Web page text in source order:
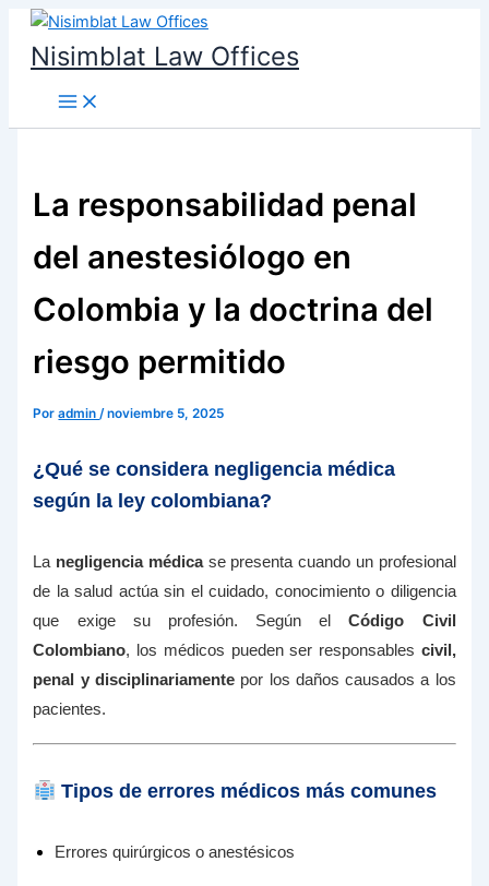
contenido
Nisimblat Law Offices
La responsabilidad penal
del anestesiólogo en
Colombia y la doctrina del
riesgo permitido
Poradmin/noviembre 5, 2025
¿Qué se considera negligencia médica
según la ley colombiana?
La negligencia médicase presenta cuando un profesional
de la salud actúa sin el cuidado, conocimiento o diligencia
que exige su profesión. Según elCódigo Civil
Colombiano, los médicos pueden ser responsables civil,
penal y disciplinariamentepor los daños causados a los
pacientes.
Tipos de errores médicos más comunes
Errores quirúrgicos o anestésicos